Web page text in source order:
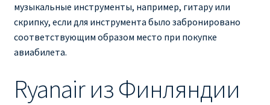
музыкальные инструменты, например, гитару или
скрипку, если для инструмента было забронировано
соответствующим образом место при покупке
авиабилета.
Ryanair из Финляндии